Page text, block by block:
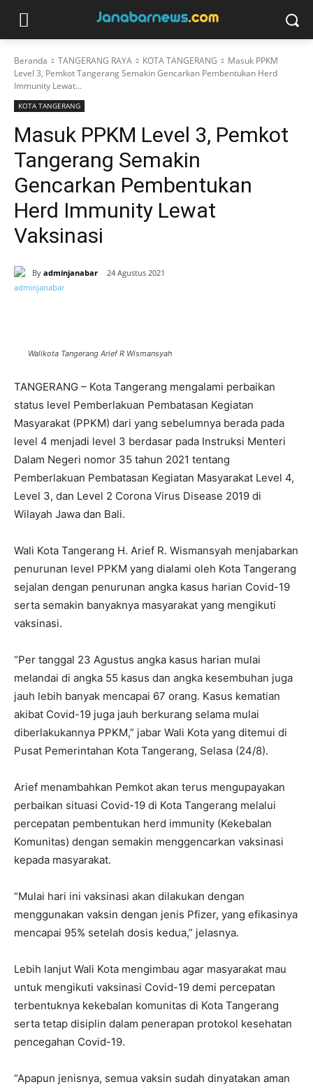
Beranda TANGERANG RAYA KOTA TANGERANG
Masuk PPKM
Level 3, Pemkot Tangerang Semakin Gencarkan Pembentukan Herd
Immunity Lewat...
KOTA TANGERANG
Masuk PPKM Level 3, Pemkot
Tangerang Semakin
Gencarkan Pembentukan
Herd Immunity Lewat
Vaksinasi
By adminjanabar 24 Agustus 2021
Walikota Tangerang Arief R Wismansyah
TANGERANG – Kota Tangerang mengalami perbaikan
status level Pemberlakuan Pembatasan Kegiatan
Masyarakat (PPKM) dari yang sebelumnya berada pada
level 4 menjadi level 3 berdasar pada Instruksi Menteri
Dalam Negeri nomor 35 tahun 2021 tentang
Pemberlakuan Pembatasan Kegiatan Masyarakat Level 4,
Level 3, dan Level 2 Corona Virus Disease 2019 di
Wilayah Jawa dan Bali.
Wali Kota Tangerang H. Arief R. Wismansyah menjabarkan
penurunan level PPKM yang dialami oleh Kota Tangerang
sejalan dengan penurunan angka kasus harian Covid-19
serta semakin banyaknya masyarakat yang mengikuti
vaksinasi.
“Per tanggal 23 Agustus angka kasus harian mulai
melandai di angka 55 kasus dan angka kesembuhan juga
jauh lebih banyak mencapai 67 orang. Kasus kematian
akibat Covid-19 juga jauh berkurang selama mulai
diberlakukannya PPKM,” jabar Wali Kota yang ditemui di
Pusat Pemerintahan Kota Tangerang, Selasa (24/8).
Arief menambahkan Pemkot akan terus mengupayakan
perbaikan situasi Covid-19 di Kota Tangerang melalui
percepatan pembentukan herd immunity (Kekebalan
Komunitas) dengan semakin menggencarkan vaksinasi
kepada masyarakat.
“Mulai hari ini vaksinasi akan dilakukan dengan
menggunakan vaksin dengan jenis Pfizer, yang efikasinya
mencapai 95% setelah dosis kedua,” jelasnya.
Lebih lanjut Wali Kota mengimbau agar masyarakat mau
untuk mengikuti vaksinasi Covid-19 demi percepatan
terbentuknya kekebalan komunitas di Kota Tangerang
serta tetap disiplin dalam penerapan protokol kesehatan
pencegahan Covid-19.
“Apapun jenisnya, semua vaksin sudah dinyatakan aman